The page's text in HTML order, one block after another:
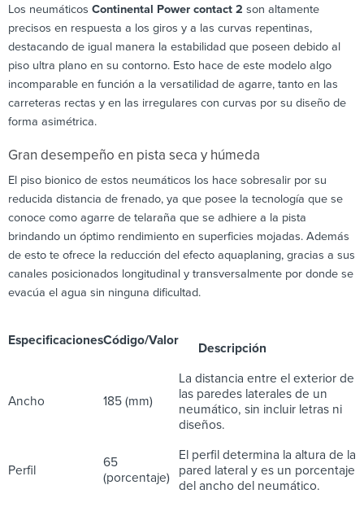
Los neumáticos Continental Power contact 2 son altamente
precisos en respuesta a los giros y a las curvas repentinas,
destacando de igual manera la estabilidad que poseen debido al
piso ultra plano en su contorno. Esto hace de este modelo algo
incomparable en función a la versatilidad de agarre, tanto en las
carreteras rectas y en las irregulares con curvas por su diseño de
forma asimétrica.
Gran desempeño en pista seca y húmeda
El piso bionico de estos neumáticos los hace sobresalir por su
reducida distancia de frenado, ya que posee la tecnología que se
conoce como agarre de telaraña que se adhiere a la pista
brindando un óptimo rendimiento en superficies mojadas. Además
de esto te ofrece la reducción del efecto aquaplaning, gracias a sus
canales posicionados longitudinal y transversalmente por donde se
evacúa el agua sin ninguna dificultad.
EspecificacionesCódigo/Valor
Descripción
Ancho 185 (mm)
La distancia entre el exterior de
las paredes laterales de un
neumático, sin incluir letras ni
diseños.
Perfil
65
(porcentaje)
El perfil determina la altura de la
pared lateral y es un porcentaje
del ancho del neumático.